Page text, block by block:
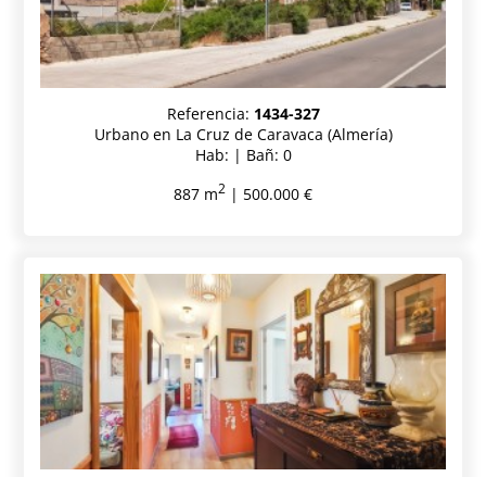
Referencia: 1434-327
Urbano en La Cruz de Caravaca (Almería)
Hab: | Bañ: 0
887 m2 | 500.000 €